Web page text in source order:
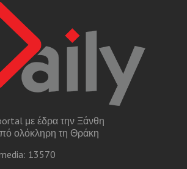
με έδρα την Ξάνθη
ολόκληρη τη Θράκη
13570